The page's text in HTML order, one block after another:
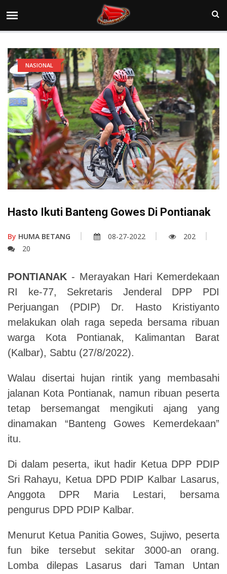
NASIONAL
Hasto Ikuti Banteng Gowes Di Pontianak
By HUMA BETANG 08-27-2022
202
20
PONTIANAK - Merayakan Hari Kemerdekaan
RI ke-77, Sekretaris Jenderal DPP PDI
Perjuangan (PDIP) Dr. Hasto Kristiyanto
melakukan olah raga sepeda bersama ribuan
warga Kota Pontianak, Kalimantan Barat
(Kalbar), Sabtu (27/8/2022).
Walau disertai hujan rintik yang membasahi
jalanan Kota Pontianak, namun ribuan peserta
tetap bersemangat mengikuti ajang yang
dinamakan “Banteng Gowes Kemerdekaan”
itu.
Di dalam peserta, ikut hadir Ketua DPP PDIP
Sri Rahayu, Ketua DPD PDIP Kalbar Lasarus,
Anggota DPR Maria Lestari, bersama
pengurus DPD PDIP Kalbar.
Menurut Ketua Panitia Gowes, Sujiwo, peserta
fun bike tersebut sekitar 3000-an orang.
Lomba dilepas Lasarus dari Taman Untan